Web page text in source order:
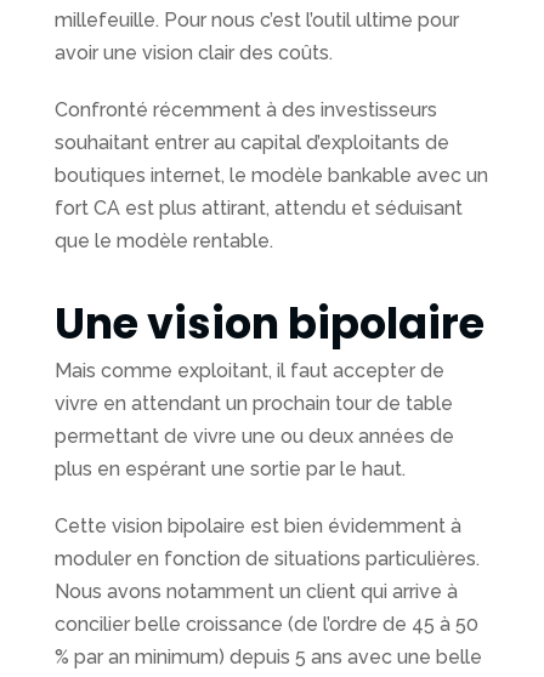
millefeuille. Pour nous c’est l’outil ultime pour
avoir une vision clair des coûts.
Confronté récemment à des investisseurs
souhaitant entrer au capital d’exploitants de
boutiques internet, le modèle bankable avec un
fort CA est plus attirant, attendu et séduisant
que le modèle rentable.
Une vision bipolaire
Mais comme exploitant, il faut accepter de
vivre en attendant un prochain tour de table
permettant de vivre une ou deux années de
plus en espérant une sortie par le haut.
Cette vision bipolaire est bien évidemment à
moduler en fonction de situations particulières.
Nous avons notamment un client qui arrive à
concilier belle croissance (de l’ordre de 45 à 50
% par an minimum) depuis 5 ans avec une belle